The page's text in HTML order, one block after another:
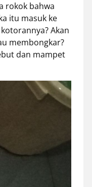
Mute
rokok bahwa
itu masuk ke
Akan
membongkar?
dan mampet